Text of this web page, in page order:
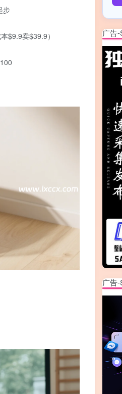
步
$9.9卖$39.9） 广告-
广告-